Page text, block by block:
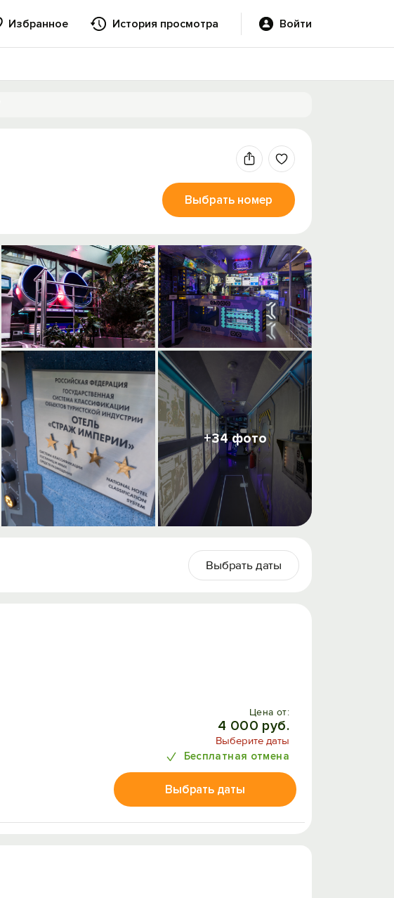
Избранное История просмотра Войти
+34 фото
Выбрать номер
Выбрать даты
Цена от:
4 000 руб.
Выберите даты
Бесплатная отмена
Выбрать даты